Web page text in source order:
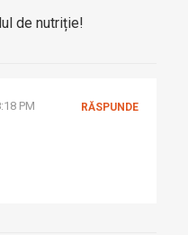
de nutriție!
PM RĂSPUNDE